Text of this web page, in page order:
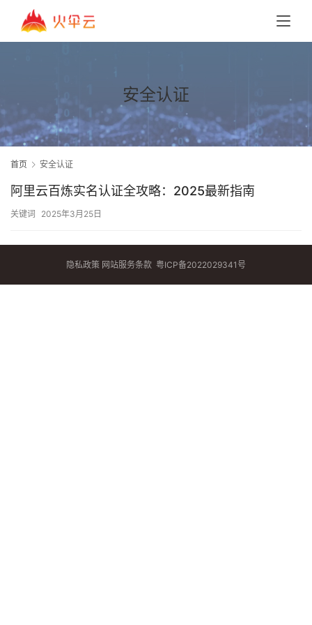
安全认证
首页 安全认证
阿里云百炼实名认证全攻略：2025最新指南
关键词 2025年3月25日
隐私政策 网站服务条款 粤ICP备2022029341号